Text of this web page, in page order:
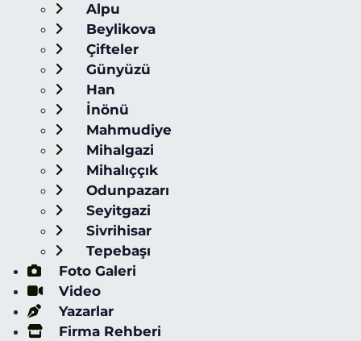
Alpu
Beylikova
Çifteler
Günyüzü
Han
İnönü
Mahmudiye
Mihalgazi
Mihalıççık
Odunpazarı
Seyitgazi
Sivrihisar
Tepebaşı
Foto Galeri
Video
Yazarlar
Firma Rehberi